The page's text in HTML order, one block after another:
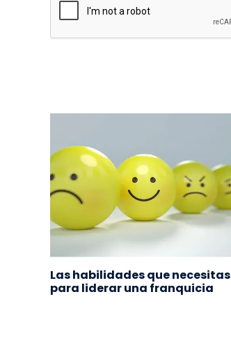
Las habilidades que necesitas
para liderar una franquicia